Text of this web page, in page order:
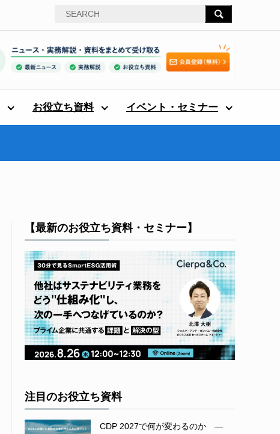
お役立ち資料 イベント・セミナー
【最新のお役立ち資料・セミナー】
注目のお役立ち資料
CDP 2027で何が変わるのか ―